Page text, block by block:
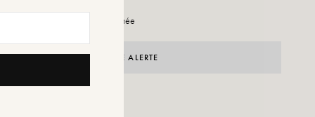
stock pour la pointure sélectionnée
CRÉER UNE ALERTE